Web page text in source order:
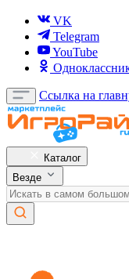
VK
Telegram
YouTube
Ссылка на
Каталог
Везде